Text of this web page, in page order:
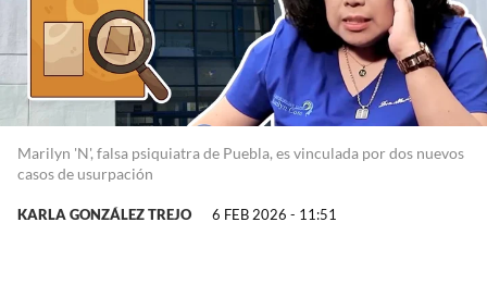
Marilyn 'N', falsa psiquiatra de Puebla, es vinculada por dos nuevos
casos de usurpación
KARLA GONZÁLEZ TREJO 6 FEB 2026 - 11:51